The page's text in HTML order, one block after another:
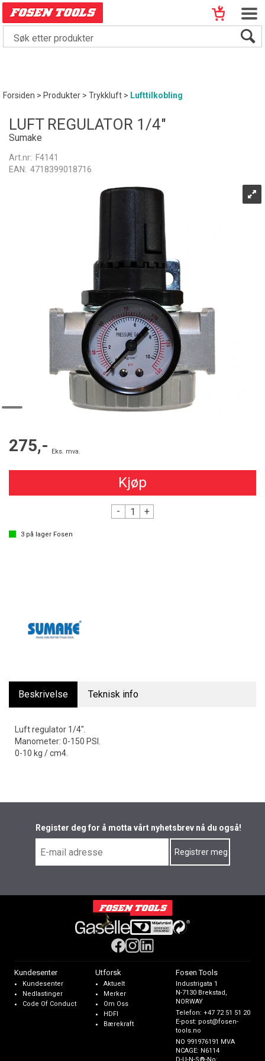
Forsiden>Produkter>Trykkluft> Lufttilkobling
LUFT REGULATOR 1/4"
Sumake
Art.nr: F4141
EAN: 4718399018716
275,- Eks. mva.
Kjøp
- +
3 på lager Fosen
Beskrivelse Teknisk info
Luft regulator 1/4".
Manometer: 0-150 PSI.
0-10 kg / cm4.
Register deg for å motta vårt nyhetsbrev nå du også!
Kundesenter
Kundesenter
Nedlastinger
Code Of Conduct
Utforsk
Aktuelt
Merker
Om Oss
HDFI
Bærekraft
Fosen Tools
Industrigata 1
N-7130 Brekstad,
NORWAY
Telefon:+47 72 51 51 20
E-post: post@fosen-
tools.no
NO 991976191 MVA
NCAGE: N6114